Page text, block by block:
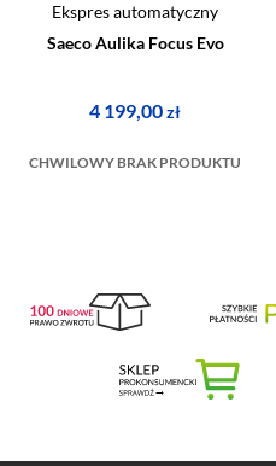
Ekspres automatyczny
Saeco Aulika Focus Evo
4 199,00zł
CHWILOWY BRAK PRODUKTU